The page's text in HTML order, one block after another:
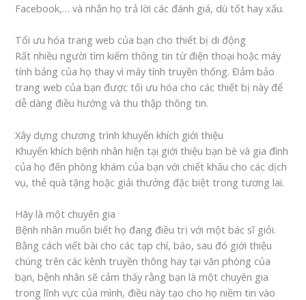
Facebook,… và nhắn họ trả lời các đánh giá, dù tốt hay xấu.
Tối ưu hóa trang web của bạn cho thiết bị di động
Rất nhiều người tìm kiếm thông tin từ điện thoại hoặc máy
tính bảng của họ thay vì máy tính truyền thống. Đảm bảo
trang web của bạn được tối ưu hóa cho các thiết bị này để
dễ dàng điều hướng và thu thập thông tin.
Xây dựng chương trình khuyến khích giới thiệu
Khuyến khích bệnh nhân hiện tại giới thiệu bạn bè và gia đình
của họ đến phòng khám của bạn với chiết khấu cho các dịch
vụ, thẻ quà tặng hoặc giải thưởng đặc biệt trong tương lai.
Hãy là một chuyên gia
Bệnh nhân muốn biết họ đang điều trị với một bác sĩ giỏi.
Bằng cách viết bài cho các tạp chí, báo, sau đó giới thiệu
chúng trên các kênh truyền thông hay tại văn phòng của
bạn, bệnh nhân sẽ cảm thấy rằng bạn là một chuyên gia
trong lĩnh vực của mình, điều này tạo cho họ niềm tin vào